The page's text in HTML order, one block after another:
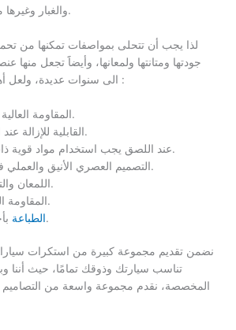
والغبار وغيرها من عوامل الجو الصعبة.
لذا يجب أن تتحلى بمواصفات تمكنها من
جودتها ومتانتها ولمعانها، وأيضاََ تجعل منها
الى سنوات عديدة، ولعل أهم تلك المواصفات هي :
المقاومة العالية للماء والرطوبة.
القابلية للإزالة عند الحاجة إلى ذلك.
عند اللصق يجب استخدام مواد قوية ذات جودة ممتازة.
التصميم العصري الأنيق والعملي فى نفس الوقت.
اللمعان والتوهج في الظلام.
المقاومة الشديدة للحرارة.
الطباعةبأحبار أعلى جودة.
نضمن تقديم مجموعة كبيرة من استكرات
تناسب سيارتك وذوقك تمامًا، حيث أننا
المخصصة، نقدم مجموعة واسعة من التصاميم